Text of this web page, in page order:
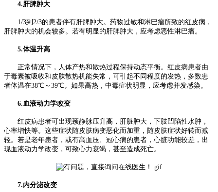
4.肝脾肿大
1/3到2/3的患者伴有肝脾肿大。药物过敏和淋巴瘤所致的红皮病，
肝脾肿大的机会较多。若有明显的肝脾肿大，应考虑恶性淋巴瘤。
5.体温升高
正常情况下，人体产热和散热过程保持动态平衡。红皮病患者由
于毒素被吸收和皮肤散热机能失常，可引起不同程度的发热，多数患
者体温在38℃～39℃。如果高热，中毒症状明显，应考虑并发感染。
6.血液动力学改变
红皮病患者可出现颈静脉压升高，肝脏肿大，下肢凹陷性水肿，
心率增快等。这些症状随皮肤病变恶化而加重，随皮肤症状好转而减
轻。若是老年患者，或有高血压、冠心病的患者，心脏功能较差，出
现血液动力学改变，可致心力衰竭，甚至造成死亡。
7.内分泌改变